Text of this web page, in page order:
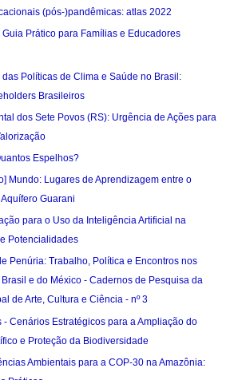
(pós-)pandêmicas: atlas 2022
Prático para Famílias e Educadores
Políticas de Clima e Saúde no Brasil:
Brasileiros
dos Sete Povos (RS): Urgência de Ações para
Espelhos?
Mundo: Lugares de Aprendizagem entre o
Guarani
para o Uso da Inteligência Artificial na
Potencialidades
Penúria: Trabalho, Política e Encontros nos
e do México - Cadernos de Pesquisa da
de Arte, Cultura e Ciência - nº 3
- Cenários Estratégicos para a Ampliação do
e Proteção da Biodiversidade
Ambientais para a COP-30 na Amazônia: